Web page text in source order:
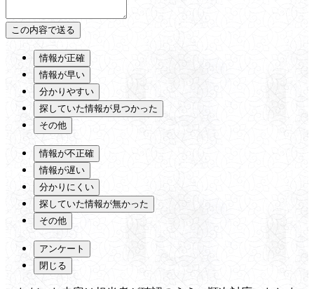
情報が正確
情報が早い
分かりやすい
探していた情報が見つかった
その他
情報が不正確
情報が遅い
分かりにくい
探していた情報が無かった
その他
アンケート
閉じる